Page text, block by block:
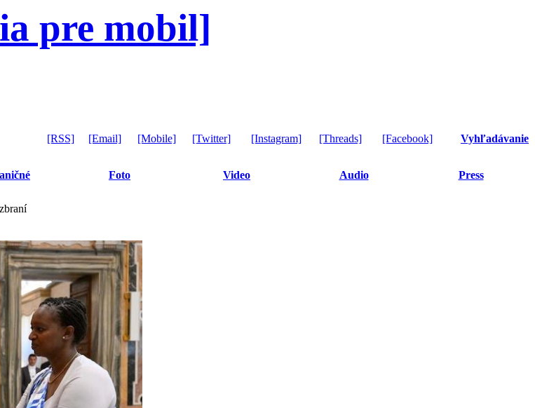
pre mobil]
[RSS] [Email] [Mobile] [Twitter] [Instagram] [Threads] [Facebook] Vyhľadávanie
Foto Video Audio Press